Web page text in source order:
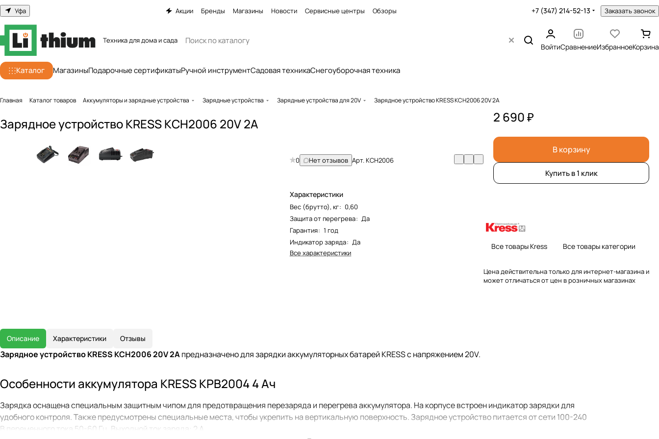
Уфа Акции Бренды Магазины Новости Сервисные центры Обзоры +7 (347) 214-52-13 Заказать звонок
Техника для дома и сада
ВойтиСравнениеИзбранноеКорзина
Каталог МагазиныПодарочные сертификатыРучной инструментСадовая техникаСнегоуборочная техника
Главная Каталог товаров Аккумуляторы и зарядные устройства Зарядные устройства Зарядные устройства для 20V Зарядное устройство KRESS KCH2006 20V 2A
Зарядное устройство KRESS KCH2006 20V 2A
0 Нет отзывов Арт.KCH2006
Характеристики
Вес (брутто), кг: 0,60
Защита от перегрева: Да
Гарантия: 1 год
Индикатор заряда: Да
Все характеристики
2 690 ₽
В корзину
Купить в 1 клик
Все товары Kress Все товары категории
Цена действительна только для интернет-магазина и
может отличаться от цен в розничных магазинах
Описание Характеристики Отзывы
Зарядное устройство KRESS KCH2006 20V 2Aпредназначено для зарядки аккумуляторных батарей KRESS с напряжением 20V.
Особенности аккумулятора KRESS KPB2004 4 Ач
Зарядка оснащена специальным защитным чипом для предотвращения перезаряда и перегрева аккумулятора. На корпусе встроен индикатор зарядки для
удобного контроля. Также предусмотрены специальные места, чтобы укрепить на вертикальную поверхность. Зарядное устройство питается от сети 100-240
В переменного тока 50-60 Гц. Выходной ток заряда: 2 А.